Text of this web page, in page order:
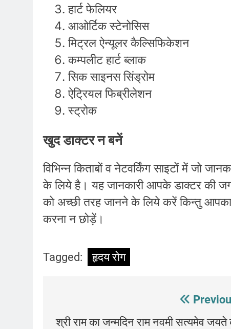
हार्ट फेलियर
आओर्टिक स्टेनोसिस
मिट्रल ऐन्यूलर कैल्सिफिकेशन
कम्पलीट हार्ट ब्लाक
सिक साइनस सिंड्रोम
ऐट्रियल फिब्रीलेशन
स्ट्रोक
खुद डाक्टर न बनें
विभिन्न किताबों व नेटवर्किंग साइटों में जो
के लिये है। यह जानकारी आपके डाक्टर की
को अच्छी तरह जानने के लिये करें किन्तु आपका
करना न छोड़ें।
Tagged: हृदय रोग
navigation
श्री राम का जन्मदिन राम नवमी सत्यमेव जयते